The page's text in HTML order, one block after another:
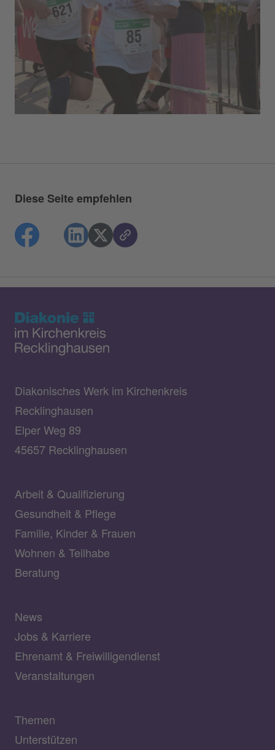
Diese Seite empfehlen
Diakonisches Werk im Kirchenkreis
Recklinghausen
Elper Weg 89
45657 Recklinghausen
Arbeit & Qualifizierung
Gesundheit & Pflege
Familie, Kinder & Frauen
Wohnen & Teilhabe
Beratung
News
Jobs & Karriere
Ehrenamt & Freiwilligendienst
Veranstaltungen
Themen
Unterstützen